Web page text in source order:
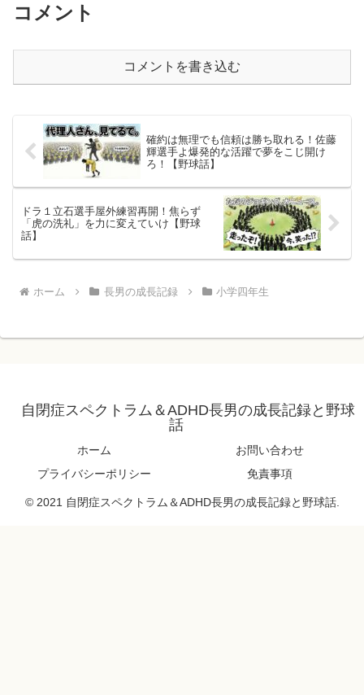
コメント
コメントを書き込む
確約は無理でも信頼は勝ち取れる！佐藤
輝選手よ爆発的な活躍で夢をこじ開け
ろ！【野球話】
ドラ１立石選手屋外練習再開！焦らず
「虎の洗礼」を力に変えていけ【野球
話】
ホーム 長男の成長記録 小学四年生
自閉症スペクトラム＆ADHD長男の成長記録と野球
話
ホーム
お問い合わせ
プライバシーポリシー
免責事項
© 2021 自閉症スペクトラム＆ADHD長男の成長記録と野球話.